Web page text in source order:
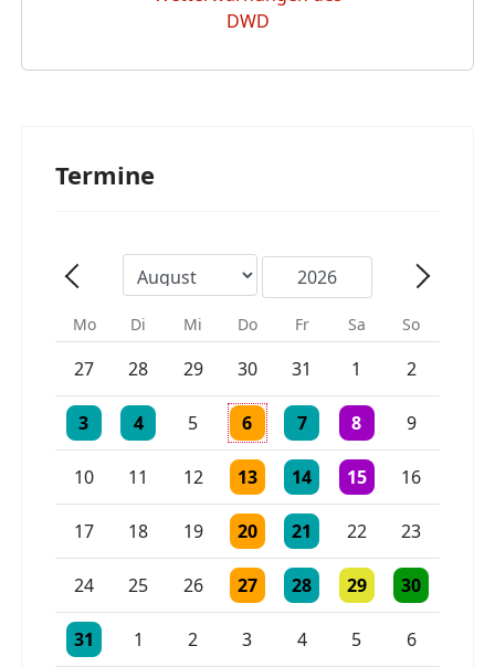
Termine
Mo Di Mi Do Fr Sa So
27 28 29 30
Einzelne Veranstaltung
31
Einzelne Veranstaltung
1 2
3
Einzelne Veranstaltung
4
Einzelne Veranstaltung
5 6
Einzelne Veranstaltung
7
Einzelne Veranstaltung
8
2 Veranstaltungen
9
10 11 12 13
Einzelne Veranstaltung
14
Einzelne Veranstaltung
15
Einzelne16
17 18 19 20
Einzelne Veranstaltung
21
Einzelne Veranstaltung
22 23
24 25 26 27
Einzelne Veranstaltung
28
Einzelne Veranstaltung
29
Einzelne30
Einzelne
31
Einzelne Veranstaltung
1 2 3
Einzelne Veranstaltung
4
Einzelne Veranstaltung
5 6